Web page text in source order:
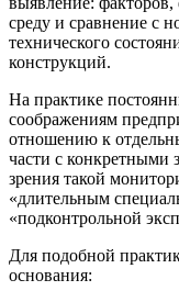
среду и сравнение с
технического
конструкций.
На практике
соображениям
отношению к
части с конкретными
зрения такой
«длительным
«подконтрольной
Для подобной
основания: